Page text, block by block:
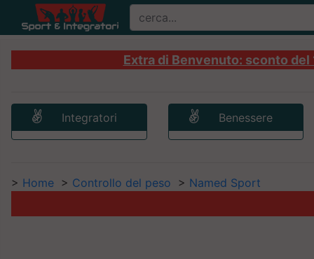
Extra di Benvenuto: sconto
Integratori Benessere
> Home > Controllo del peso > Named Sport